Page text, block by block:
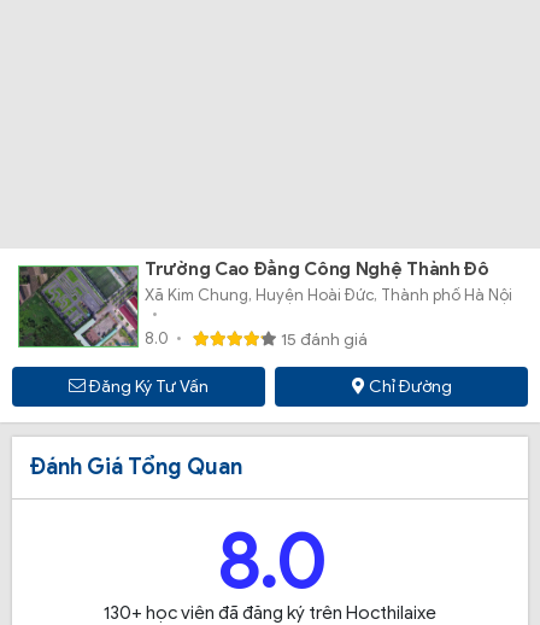
Trường Cao Đẳng Công Nghệ Thành Đô
Xã Kim Chung, Huyện Hoài Đức, Thành phố Hà Nội
8.0 15 đánh giá
Đăng Ký Tư Vấn Chỉ Đường
Đánh Giá Tổng Quan
8.0
130+ học viên đã đăng ký trên Hocthilaixe